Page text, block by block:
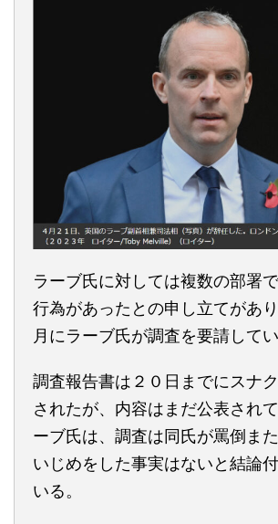
ラーブ氏に対しては複数の部署で
行為があったとの申し立てがあ
月にラーブ氏が調査を要請してい
調査報告書は２０日までにスナ
されたが、内容はまだ公表され
ーブ氏は、調査は同氏が罵倒ま
いじめをした事実はないと結論
いる。